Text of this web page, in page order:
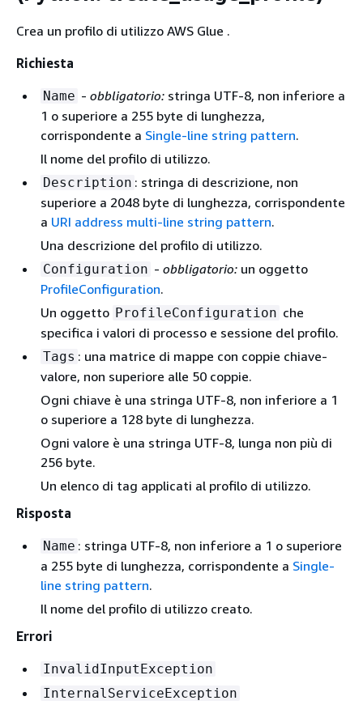
Crea un profilo di utilizzo AWS Glue .
Richiesta
Name - obbligatorio: stringa UTF-8, non inferiore a
1 o superiore a 255 byte di lunghezza,
corrispondente a Single-line string pattern.
Il nome del profilo di utilizzo.
Description : stringa di descrizione, non
superiore a 2048 byte di lunghezza, corrispondente
a URI address multi-line string pattern.
Una descrizione del profilo di utilizzo.
Configuration - obbligatorio: un oggetto
ProfileConfiguration.
Un oggetto ProfileConfiguration che
specifica i valori di processo e sessione del profilo.
Tags : una matrice di mappe con coppie chiave-
valore, non superiore alle 50 coppie.
Ogni chiave è una stringa UTF-8, non inferiore a 1
o superiore a 128 byte di lunghezza.
Ogni valore è una stringa UTF-8, lunga non più di
256 byte.
Un elenco di tag applicati al profilo di utilizzo.
Risposta
Name : stringa UTF-8, non inferiore a 1 o superiore
a 255 byte di lunghezza, corrispondente a Single-
line string pattern.
Il nome del profilo di utilizzo creato.
Errori
InvalidInputException
InternalServiceException